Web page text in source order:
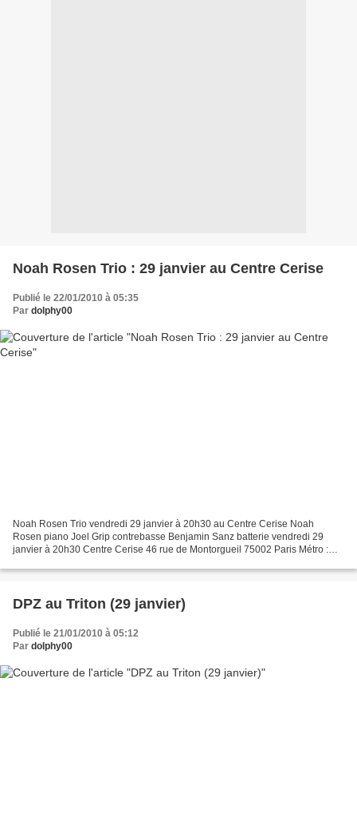
Noah Rosen Trio : 29 janvier au Centre Cerise
Publié le 22/01/2010 à 05:35
Par dolphy00
Noah Rosen Trio vendredi 29 janvier à 20h30 au Centre Cerise Noah
Rosen piano Joel Grip contrebasse Benjamin Sanz batterie vendredi 29
janvier à 20h30 Centre Cerise 46 rue de Montorgueil 75002 Paris Métro :
DPZ au Triton (29 janvier)
Publié le 21/01/2010 à 05:12
Par dolphy00